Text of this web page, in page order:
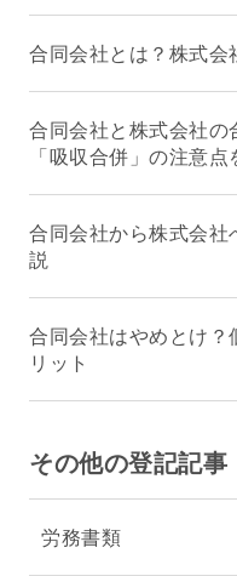
合同会社とは？株式会
合同会社と株式会社の
「吸収合併」の注意
合同会社から株式会社
説
合同会社はやめとけ？
リット
その他の登記記事
労務書類